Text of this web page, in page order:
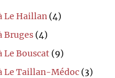
Le Haillan (4)
Bruges (4)
Le Bouscat (9)
Le Taillan-Médoc (3)